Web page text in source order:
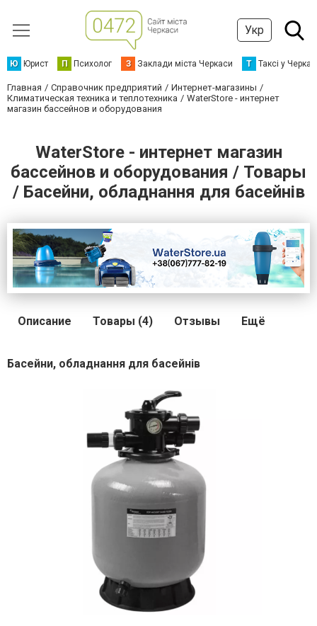
Укр
Ю Юрист П Психолог З Заклади міста Черкаси Т Таксі у
Главная Справочник предприятий
Интернет-магазины
Климатическая техника и теплотехника
WaterStore - интернет
магазин бассейнов и оборудования
WaterStore - интернет магазин
бассейнов и оборудования / Товары
/ Басейни, обладнання для басейнів
Описание Товары (4) Отзывы Ещё
Басейни, обладнання для басейнів